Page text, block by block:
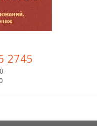
2745